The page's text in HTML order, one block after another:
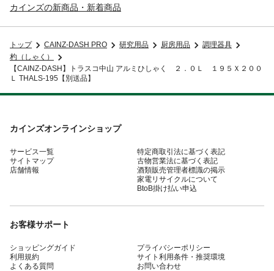
カインズの新商品・新着商品
トップ CAINZ-DASH PRO 研究用品 厨房用品
調理器具
杓（しゃく）
【CAINZ-DASH】トラスコ中山 アルミひしゃく ２．０Ｌ １９５Ｘ２００
Ｌ THALS-195【別送品】
カインズオンラインショップ
サービス一覧
サイトマップ
店舗情報
特定商取引法に基づく表記
古物営業法に基づく表記
酒類販売管理者標識の掲示
家電リサイクルについて
BtoB掛け払い申込
お客様サポート
ショッピングガイド
利用規約
よくある質問
プライバシーポリシー
サイト利用条件・推奨環境
お問い合わせ